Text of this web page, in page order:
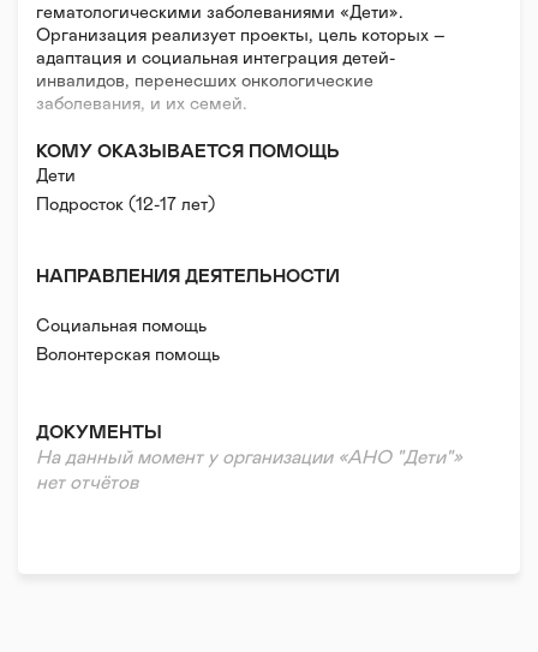
гематологическими заболеваниями «Дети».
Организация реализует проекты, цель которых –
адаптация и социальная интеграция детей-
инвалидов, перенесших онкологические
заболевания, и их семей.
КОМУ ОКАЗЫВАЕТСЯ ПОМОЩЬ
Дети
Подросток (12-17 лет)
НАПРАВЛЕНИЯ ДЕЯТЕЛЬНОСТИ
Социальная помощь
Волонтерская помощь
ДОКУМЕНТЫ
На данный момент у организации «АНО "Дети"»
нет отчётов